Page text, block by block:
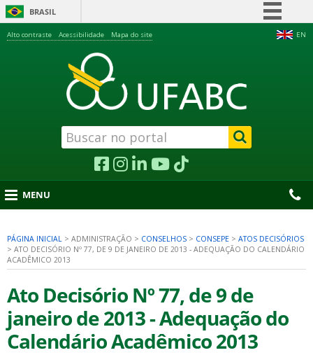
BRASIL
Acesso à informação
Legislação
Canais
EN
Alto contraste Acessibilidade Mapa do site
MENU
PÁGINA INICIAL > ADMINISTRAÇÃO > CONSELHOS > CONSEPE > ATOS DECISÓRIOS
> ATO DECISÓRIO Nº 77, DE 9 DE JANEIRO DE 2013 - ADEQUAÇÃO DO CALENDÁRIO
ACADÊMICO 2013
Ato Decisório Nº 77, de 9 de
janeiro de 2013 - Adequação do
Calendário Acadêmico 2013